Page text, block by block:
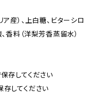
産）、上白糖、ビターシロ
香料（洋梨芳香蒸留水）
存してください
してください